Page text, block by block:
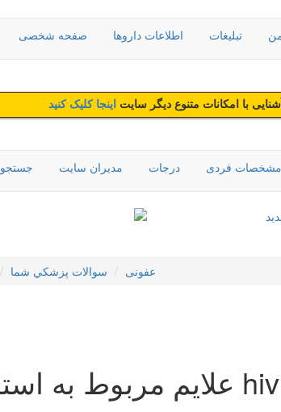
صفحه شخصی اطلاعات داروها تبلیغات
با امکانات متنوع دیگر سایت اینجا کلیک کنید
جستجو مدیران سایت درجات مشخصات فردی
سوالات پزشکي شما عفونی
علایم مربوط به استرس مبتلا شدن به hiv